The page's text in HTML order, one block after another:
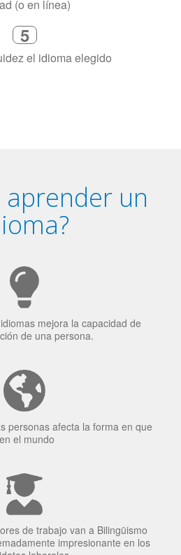
4
un instructor de
y nativo en su
aprender un
mejora la capacidad de
de una persona.
personas afecta la forma en que
ven el mundo